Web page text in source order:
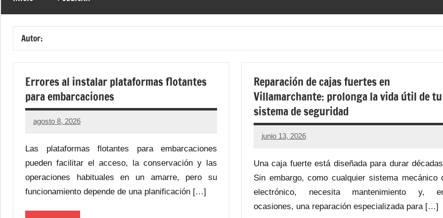
Autor:
Errores al instalar plataformas flotantes
para embarcaciones
agosto 8, 2026
Las plataformas flotantes para embarcaciones
pueden facilitar el acceso, la conservación y las
operaciones habituales en un amarre, pero su
funcionamiento depende de una planificación […]
Reparación de cajas fuertes en
Villamarchante: prolonga la vida útil de tu
sistema de seguridad
junio 13, 2026
Una caja fuerte está diseñada para durar
Sin embargo, como cualquier sistema mecánico
electrónico, necesita mantenimiento y,
ocasiones, una reparación especializada para […]